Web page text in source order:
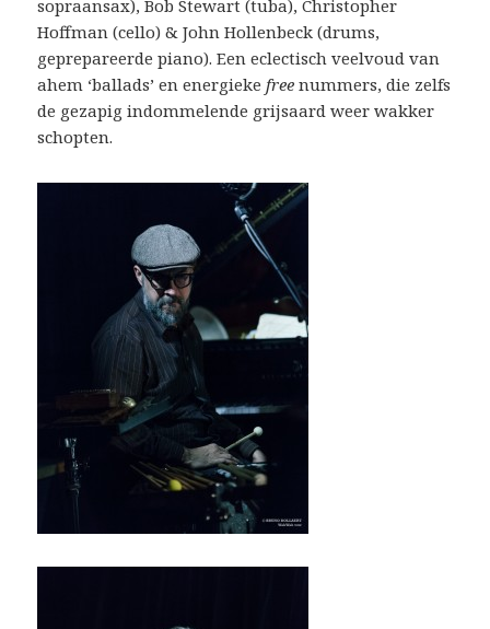
sopraansax), Bob Stewart (tuba), Christopher
Hoffman (cello) & John Hollenbeck (drums,
geprepareerde piano). Een eclectisch veelvoud van
ahem ‘ballads’ en energieke free nummers, die zelfs
de gezapig indommelende grijsaard weer wakker
schopten.